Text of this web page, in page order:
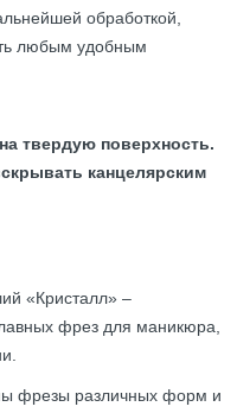
обработкой,
любым удобным
твердую поверхность.
канцелярским
«Кристалл» –
фрез для маникюра,
фрезы различных форм и